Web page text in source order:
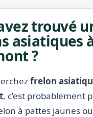
trouvé
asiatiques
?
frelon
, c’est probablement
à pattes jaunes